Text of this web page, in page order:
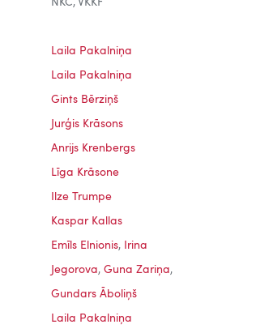
NKC, VKKF
Laila Pakalniņa
Laila Pakalniņa
Gints Bērziņš
Jurģis Krāsons
Anrijs Krenbergs
Līga Krāsone
Ilze Trumpe
Kaspar Kallas
Emīls Elnionis, Irina
Jegorova, Guna Zariņa,
Gundars Āboliņš
Laila Pakalniņa